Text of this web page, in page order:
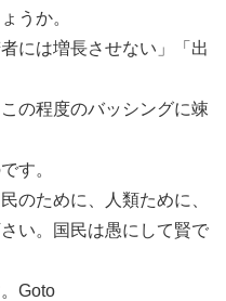
うか。
には増長させない」「出
の程度のバッシングに竦
す。
のために、人類ために、
い。国民は愚にして賢で
Goto